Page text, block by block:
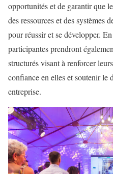
opportunités et de garantir que
des ressources et des systèmes
pour réussir et se développer.
participantes prendront
structurés visant à renforcer
confiance en elles et soutenir le
entreprise.